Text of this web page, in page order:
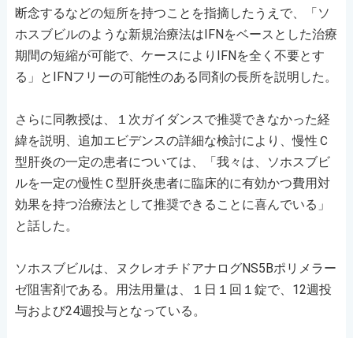
断念するなどの短所を持つことを指摘したうえで、「ソ
ホスブビルのような新規治療法はIFNをベースとした治療
期間の短縮が可能で、ケースによりIFNを全く不要とす
る」とIFNフリーの可能性のある同剤の長所を説明した。
さらに同教授は、１次ガイダンスで推奨できなかった経
緯を説明、追加エビデンスの詳細な検討により、慢性Ｃ
型肝炎の一定の患者については、「我々は、ソホスブビ
ルを一定の慢性Ｃ型肝炎患者に臨床的に有効かつ費用対
効果を持つ治療法として推奨できることに喜んでいる」
と話した。
ソホスブビルは、ヌクレオチドアナログNS5Bポリメラー
ゼ阻害剤である。用法用量は、１日１回１錠で、12週投
与および24週投与となっている。